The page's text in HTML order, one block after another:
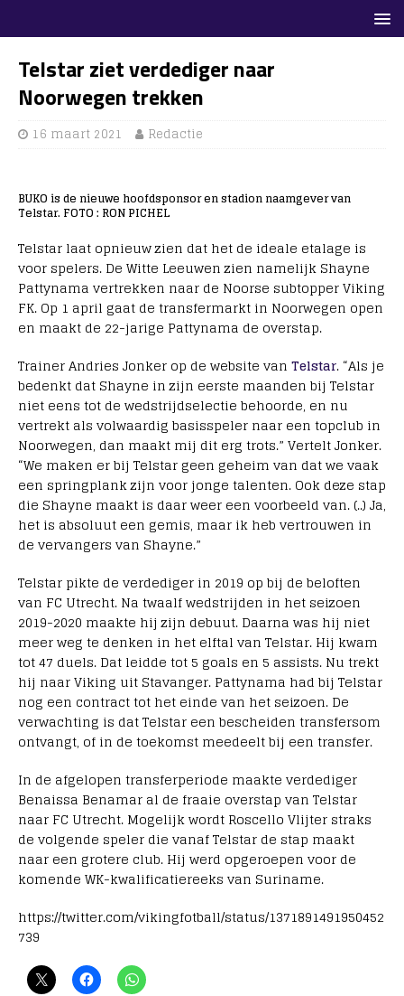
Telstar ziet verdediger naar
Noorwegen trekken
16 maart 2021 Redactie
BUKO is de nieuwe hoofdsponsor en stadion naamgever van
Telstar. FOTO : RON PICHEL
Telstar laat opnieuw zien dat het de ideale etalage is
voor spelers. De Witte Leeuwen zien namelijk Shayne
Pattynama vertrekken naar de Noorse subtopper Viking
FK. Op 1 april gaat de transfermarkt in Noorwegen open
en maakt de 22-jarige Pattynama de overstap.
Trainer Andries Jonker op de website van Telstar. “Als je
bedenkt dat Shayne in zijn eerste maanden bij Telstar
niet eens tot de wedstrijdselectie behoorde, en nu
vertrekt als volwaardig basisspeler naar een topclub in
Noorwegen, dan maakt mij dit erg trots.” Vertelt Jonker.
“We maken er bij Telstar geen geheim van dat we vaak
een springplank zijn voor jonge talenten. Ook deze stap
die Shayne maakt is daar weer een voorbeeld van. (..) Ja,
het is absoluut een gemis, maar ik heb vertrouwen in
de vervangers van Shayne.”
Telstar pikte de verdediger in 2019 op bij de beloften
van FC Utrecht. Na twaalf wedstrijden in het seizoen
2019-2020 maakte hij zijn debuut. Daarna was hij niet
meer weg te denken in het elftal van Telstar. Hij kwam
tot 47 duels. Dat leidde tot 5 goals en 5 assists. Nu trekt
hij naar Viking uit Stavanger. Pattynama had bij Telstar
nog een contract tot het einde van het seizoen. De
verwachting is dat Telstar een bescheiden transfersom
ontvangt, of in de toekomst meedeelt bij een transfer.
In de afgelopen transferperiode maakte verdediger
Benaissa Benamar al de fraaie overstap van Telstar
naar FC Utrecht. Mogelijk wordt Roscello Vlijter straks
de volgende speler die vanaf Telstar de stap maakt
naar een grotere club. Hij werd opgeroepen voor de
komende WK-kwalificatiereeks van Suriname.
https://twitter.com/vikingfotball/status/1371891491950452
739